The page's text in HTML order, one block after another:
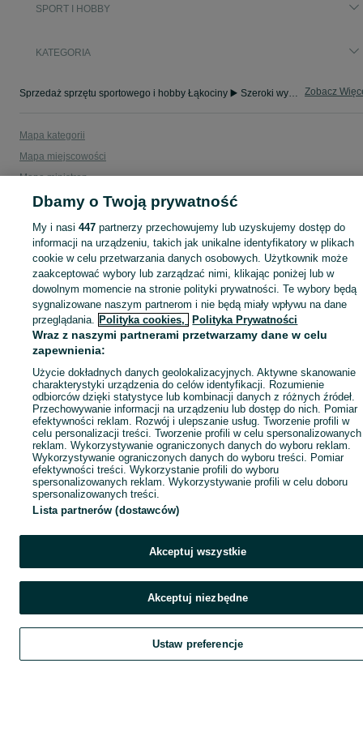
SPORT I HOBBY
KATEGORIA
Sprzedaż sprzętu sportowego i hobby Łąkociny ▶️ Szeroki wybór produktów ✅ Nowe i używane w atrakcyjnych cenach ✌ Sprawdź ogłoszenia na OLX.pl! Zobacz
Mapa kategorii
Mapa miejscowości
Mapa ministron
Popularne wyszukiwania
Szukaj Obserwujesz Dodaj Czat
Dbamy o Twoją prywatność
My i nasi447 partnerzy przechowujemy lub uzyskujemy dostęp do
informacji na urządzeniu, takich jak unikalne identyfikatory w plikach
cookie w celu przetwarzania danych osobowych. Użytkownik może
zaakceptować wybory lub zarządzać nimi, klikając poniżej lub w
dowolnym momencie na stronie polityki prywatności. Te wybory będą
sygnalizowane naszym partnerom i nie będą miały wpływu na dane
przeglądania. Polityka cookies, Polityka Prywatności
Wraz z naszymi partnerami przetwarzamy dane w celu
zapewnienia:
Użycie dokładnych danych geolokalizacyjnych. Aktywne skanowanie
charakterystyki urządzenia do celów identyfikacji. Rozumienie
odbiorców dzięki statystyce lub kombinacji danych z różnych źródeł.
Przechowywanie informacji na urządzeniu lub dostęp do nich. Pomiar
efektywności reklam. Rozwój i ulepszanie usług. Tworzenie profili w
celu personalizacji treści. Tworzenie profili w celu spersonalizowanych
reklam. Wykorzystywanie ograniczonych danych do wyboru reklam.
Wykorzystywanie ograniczonych danych do wyboru treści. Pomiar
efektywności treści. Wykorzystanie profili do wyboru
spersonalizowanych reklam. Wykorzystywanie profili w celu doboru
spersonalizowanych treści.
Lista partnerów (dostawców)
Akceptuj wszystkie
Akceptuj niezbędne
Ustaw preferencje